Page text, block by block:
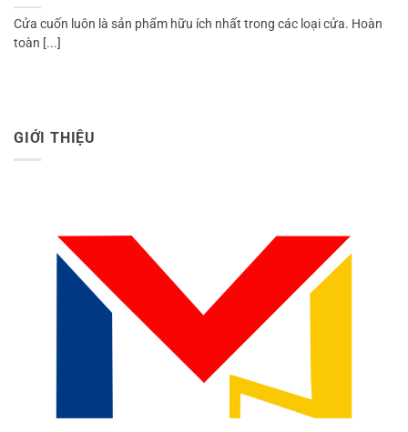
Cửa cuốn luôn là sản phẩm hữu ích nhất trong các loại cửa. Hoàn
toàn [...]
GIỚI THIỆU